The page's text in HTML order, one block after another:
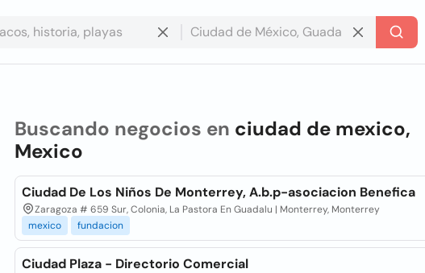
Buscando negocios en ciudad de mexico,
Mexico
Ciudad De Los Niños De Monterrey, A.b.p-asociacion Benefica
Zaragoza # 659 Sur, Colonia, La Pastora En Guadalu | Monterrey, Monterrey
mexico
fundacion
Ciudad Plaza - Directorio Comercial